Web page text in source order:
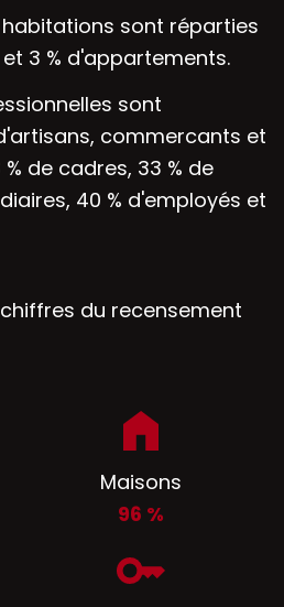
sont réparties
3 % d'appartements.
sont
commercants et
de cadres, 33 % de
40 % d'employés et
du recensement
Maisons
96 %